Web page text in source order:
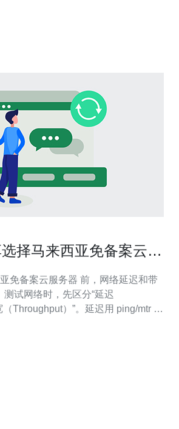
还应查看服务器的网络带宽，确保
择马来西亚免备案云服
免备案云服务器 前，网络延迟和带
试网络时，先区分“延迟
（Throughput）”。延迟用 ping/mtr 测
接结果差异。真实用户体验还需做